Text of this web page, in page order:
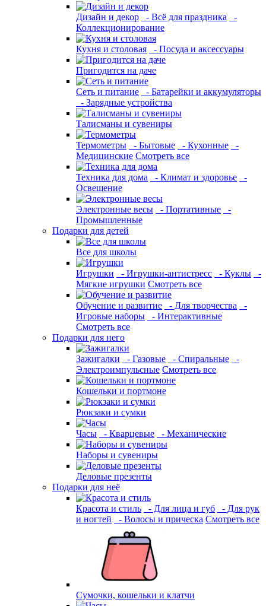
Дизайн и декор - Всё для праздника
-
Коллекционирование
Кухня и столовая - Посуда и аксессуары
Пригодится на даче
Сеть и питание
- Батарейки и аккумуляторы
- Зарядные устройства
Талисманы и сувениры
Термометры - Бытовые - Кухонные
-
Медицинские Смотреть все
Техника для дома - Климат и здоровье
-
Освещение
Электронные весы - Портативные
-
Промышленные
Подарки для детей
Все для школы
Игрушки - Игрушки-антистресс - Куклы
-
Мягкие игрушки Смотреть все
Обучение и развитие - Для творчества
-
Игровые наборы
- Интерактивные
Смотреть все
Подарки для него
Зажигалки - Газовые - Спиральные
-
Электроимпульсные Смотреть все
Кошельки и портмоне
Рюкзаки и сумки
Часы - Кварцевые - Механические
Наборы и сувениры
Деловые презенты
Подарки для неё
Красота и стиль - Для лица и губ
- Для рук
и ногтей
- Волосы и прическа Смотреть все
Сумочки, кошельки и клатчи